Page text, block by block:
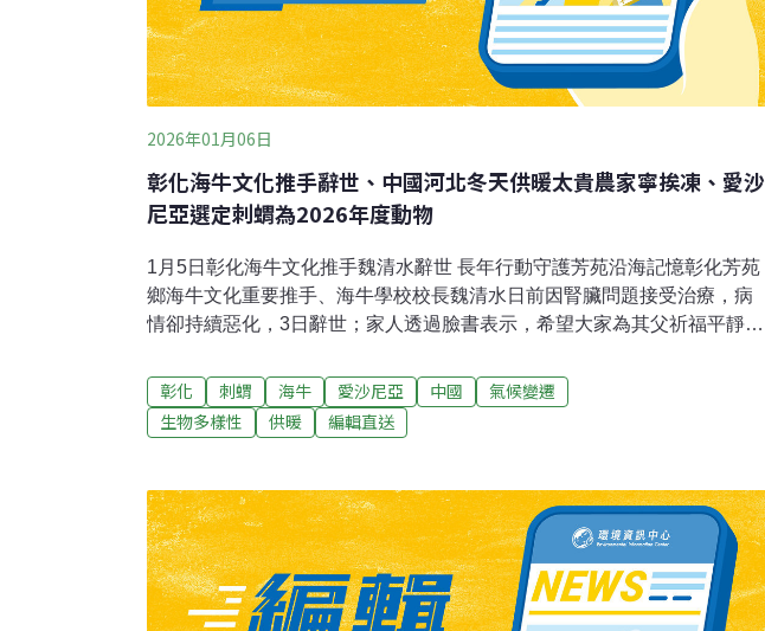
2026年01月06日
彰化海牛文化推手辭世、中國河北冬天供暖太貴農家寧挨凍、愛沙
尼亞選定刺蝟為2026年度動物
1月5日彰化海牛文化推手魏清水辭世 長年行動守護芳苑沿海記憶彰化芳苑
鄉海牛文化重要推手、海牛學校校長魏清水日前因腎臟問題接受治療，病
情卻持續惡化，3日辭世；家人透過臉書表示，希望大家為其父祈福平靜走
親12月初因腎臟功能狀況不佳入院二林基督教醫院，之後轉院至彰化基督
教醫院治療，後續檢查顯示身體各項指標持續惡化，3日下午辭世；請大家
為其父誠心祈福平靜走完生命最後一段路，也提醒大家要留意自身細微身
台糖5日說，光電弊案導致中央、地方審查趨於保守，影響台糖光電案場進
度，為加速推動光電目標、並突破現行法規限制，台糖董事會已通過經營
電業，目前正向經濟部申請中，預計今年上半年取得執照，屆時百年糖業
將正式跨足電業。近年光電申設爭議不斷，導致案場併網時間不如預期，
去年11月
彰化 刺蝟 海牛 愛沙尼亞 中國
氣候變遷
生物多樣性
供暖 編輯直送